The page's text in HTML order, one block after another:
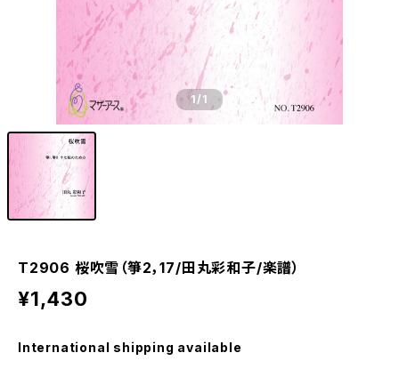
1/1
T2906 桜吹雪（箏2，17/田丸彩和子/楽譜）
¥1,430
International shipping available